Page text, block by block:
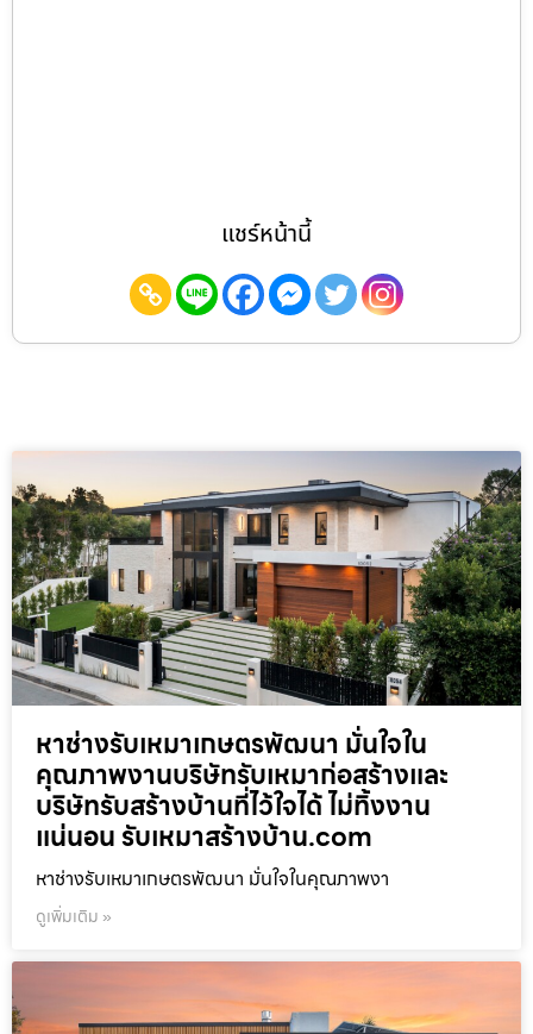
แชร์หน้านี้
หาช่างรับเหมาเกษตรพัฒนา มั่นใจใน
คุณภาพงานบริษัทรับเหมาก่อสร้างและ
บริษัทรับสร้างบ้านที่ไว้ใจได้ ไม่ทิ้งงาน
แน่นอน รับเหมาสร้างบ้าน.com
หาช่างรับเหมาเกษตรพัฒนา มั่นใจในคุณภาพงา
ดูเพิ่มเติม »